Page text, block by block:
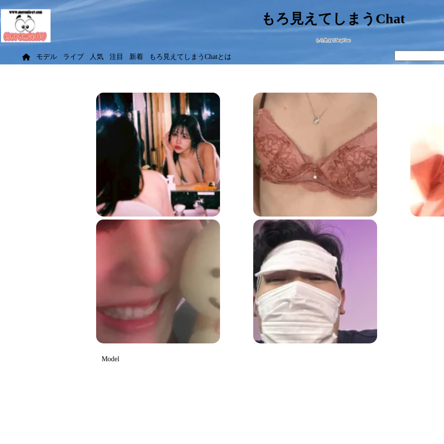
もろ見えてしまうChat
もろ見えてStripChat
モデル ライブ 人気 注目 新着 もろ見えてしまうChatとは
Model